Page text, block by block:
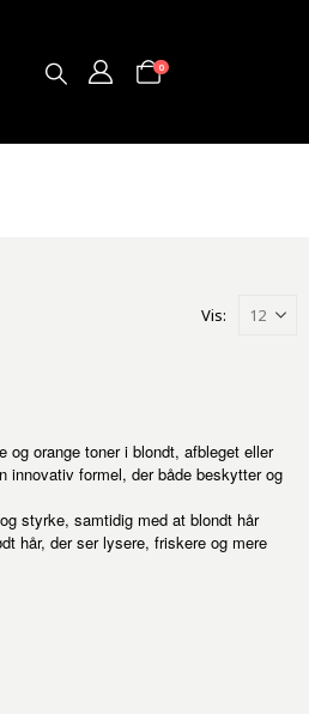
0
Vis:
og orange toner i blondt, afbleget eller
innovativ formel, der både beskytter og
styrke, samtidig med at blondt hår
hår, der ser lysere, friskere og mere